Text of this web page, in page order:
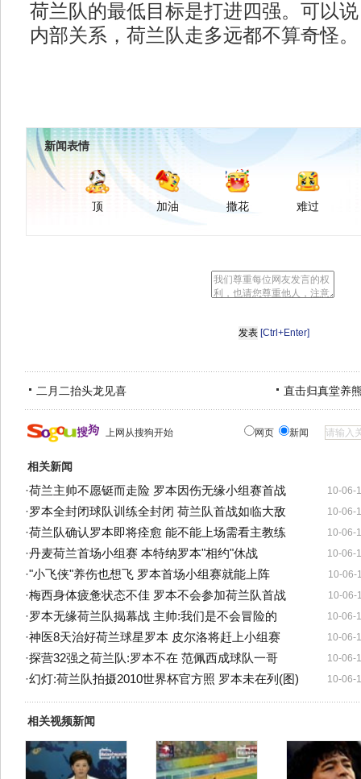
荷兰队的最低目标是打进四强。可以
内部关系，荷兰队走多远都不算奇怪。
新闻表情
顶 加油 撒花 难过
[Ctrl+Enter]
二月二抬头龙见喜 直击归真堂养
上网从搜狗开始 网页 新闻
相关新闻
10-06-
·荷兰主帅不愿铤而走险 罗本因伤无缘小组赛首战
10-06-
·罗本全封闭球队训练全封闭 荷兰队首战如临大敌
10-06-
·荷兰队确认罗本即将痊愈 能不能上场需看主教练
10-06-
·丹麦荷兰首场小组赛 本特纳罗本"相约"休战
10-06-
·"小飞侠"养伤也想飞 罗本首场小组赛就能上阵
10-06-
·梅西身体疲惫状态不佳 罗本不会参加荷兰队首战
10-06-
·罗本无缘荷兰队揭幕战 主帅:我们是不会冒险的
10-06-
·神医8天治好荷兰球星罗本 皮尔洛将赶上小组赛
10-06-
·探营32强之荷兰队:罗本不在 范佩西成球队一哥
10-06-
·幻灯:荷兰队拍摄2010世界杯官方照 罗本未在列(图)
相关视频新闻